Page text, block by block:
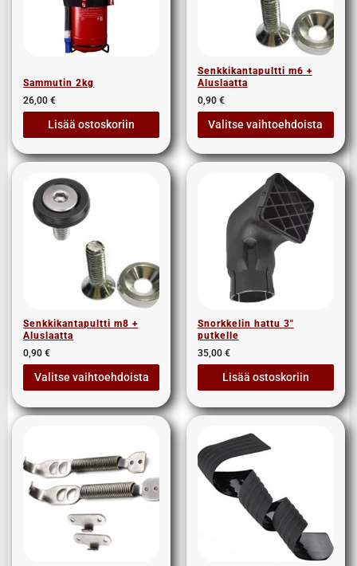
Sammutin 2kg
26,00€
Lisää ostoskoriin
Senkkikantapultti m6 +
Aluslaatta
0,90 €
Valitse vaihtoehdoista
Senkkikantapultti m8 +
Aluslaatta
0,90€
Valitse vaihtoehdoista
Snorkkelin hattu 3″
putkelle
35,00 €
Lisää ostoskoriin